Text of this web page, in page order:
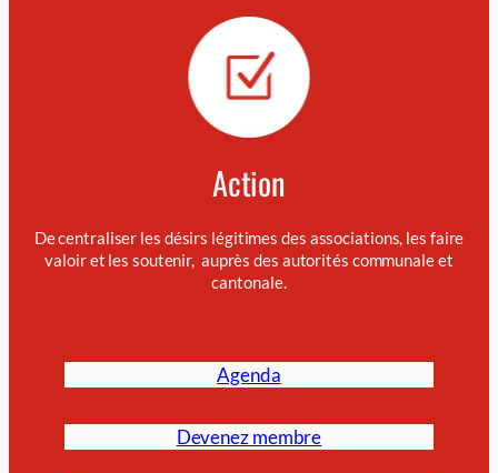
Action
De centraliser les désirs légitimes des associations, les faire
valoir et les soutenir, auprès des autorités communale et
cantonale.
Agenda
Devenez membre